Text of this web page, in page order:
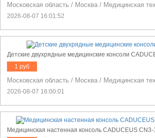
Московская область / Москва / Медицинская
2026-08-07 16:01:52
Детские двухрядные медицинские консоли
1 руб
Московская область / Москва / Медицинская
2026-08-07 16:00:01
Медицинская настенная консоль CADUCEUS